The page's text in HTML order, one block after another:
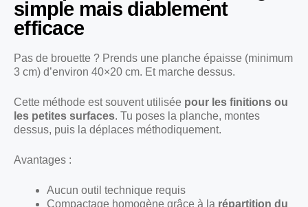
simple mais diablement
efficace
Pas de brouette ? Prends une planche épaisse (minimum
3 cm) d’environ 40×20 cm. Et marche dessus.
Cette méthode est souvent utilisée pour les finitions ou
les petites surfaces. Tu poses la planche, montes
dessus, puis la déplaces méthodiquement.
Avantages :
Aucun outil technique requis
Compactage homogène grâce à la répartition du